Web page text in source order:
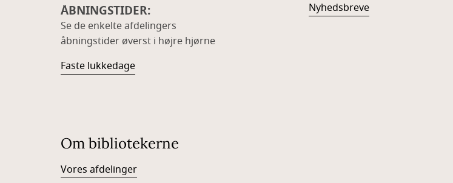
ÅBNINGSTIDER:
Se de enkelte afdelingers
åbningstider øverst i højre hjørne
Faste lukkedage
Nyhedsbreve
Om bibliotekerne
Vores afdelinger